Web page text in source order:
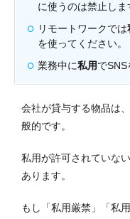
に使うのは禁止しま
リモートワークでは
を使ってください。
業務中に私用でSNS
会社が貸与する物品は
般的です。
私用が許可されていな
あります。
もし「私用厳禁」「私